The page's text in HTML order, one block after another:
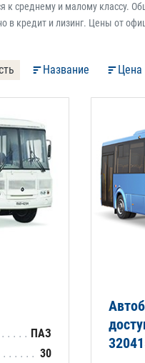
к среднему и малому классу.
в кредит и лизинг. Цены от
Название Цена
ПАЗ
30